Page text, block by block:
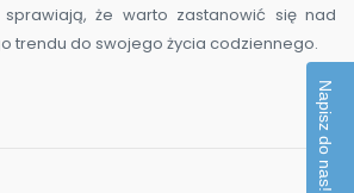
że warto zastanowić się nad
trendu do swojego życia codziennego.
Napisz do nas!